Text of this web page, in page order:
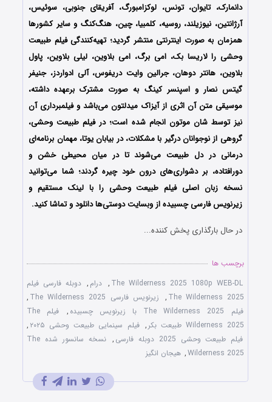
دانمارک، تایوان، تونس، لوکزامبورگ، آفریقای جنوبی، سوئیس،
آرژانتین، نیوزیلند، روسیه، کلمبیا، چین، هنگ‌کنگ و سایر کشورها
همزمان به صورت اینترنتی منتشر گردید؛ تهیه‌کنندگی فیلم طبیعت
وحشی رالاریسا بک، امی برگ، امی بلاوین، لیلی بلاوین، پاول
بلاوین، هانتر دوهان، جرالین وایت دریفوس، آلی ادواردز، جنیفر
گیتس نصار و اسپنسر کینگ به صورت مشترک برعهده داشته،
موسیقی متن آن اثری از آیزاک میدلتون می‌باشد و فیلمبرداری آن
نیز توسط شان موتون انجام شده است؛در فیلم طبیعت وحشی،
گروهی از نوجوانان درگیر با مشکلات، در بیابان یوتا، مهمان برنامه‌ای
درمانی در دل طبیعت می‌شوند تا در میان محیطی خشن و
دورافتاده، بر دشواری‌های درون خود چیره گردند؛ شما می‌توانید
نسخه زبان اصلی فیلم طبیعت وحشی را با ‌لینک مستقیم و
زیرنویس فارسی چسبیده از وبسایت دوستی‌ها دانلود و تماشا کنید.
در حال بارگذاری پخش کننده...
برچسب ها
The Wilderness 2025 1080p WEB-DL
, درام , دوبله فارسی فیلم
The Wilderness 2025
, زیرنویس فارسی The Wilderness 2025
,
فیلم The Wilderness 2025 با زیرنویس چسبیده
,
فیلم The
Wilderness 2025 طبیعت بکر
, فیلم سینمایی طبیعت وحشی ۲۰۲۵
,
فیلم طبیعت وحشی 2025 دوبله فارسی
,
نسخه سانسور شده The
Wilderness 2025
, هیجان انگیز